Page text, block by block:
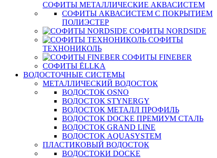
СОФИТЫ МЕТАЛЛИЧЕСКИЕ АКВАСИСТЕМ
СОФИТЫ АКВАСИСТЕМ С ПОКРЫТИЕМ
ПОЛИЭСТЕР
СОФИТЫ NORDSIDE
СОФИТЫ
ТЕХНОНИКОЛЬ
СОФИТЫ FINEBER
СОФИТЫ ЁLLKA
ВОДОСТОЧНЫЕ СИСТЕМЫ
МЕТАЛЛИЧЕСКИЙ ВОДОСТОК
ВОДОСТОК OSNO
ВОДОСТОК STYNERGY
ВОДОСТОК МЕТАЛЛ ПРОФИЛЬ
ВОДОСТОК DOCKE ПРЕМИУМ СТАЛЬ
ВОДОСТОК GRAND LINE
ВОДОСТОК AQUASYSTEM
ПЛАСТИКОВЫЙ ВОДОСТОК
ВОДОСТОКИ DOCKE